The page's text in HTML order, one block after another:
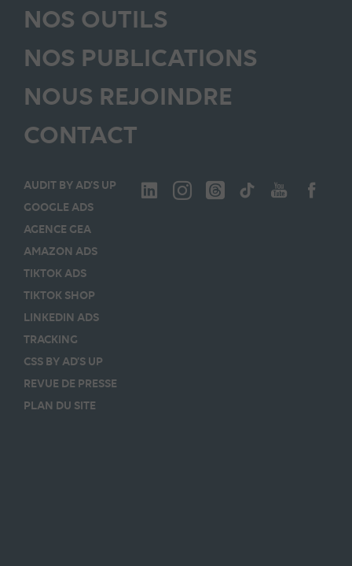
NOS OUTILS
NOS PUBLICATIONS
NOUS REJOINDRE
CONTACT
AUDIT BY AD’S UP
GOOGLE ADS
AGENCE GEA
AMAZON ADS
TIKTOK ADS
TIKTOK SHOP
LINKEDIN ADS
TRACKING
CSS BY AD’S UP
REVUE DE PRESSE
PLAN DU SITE